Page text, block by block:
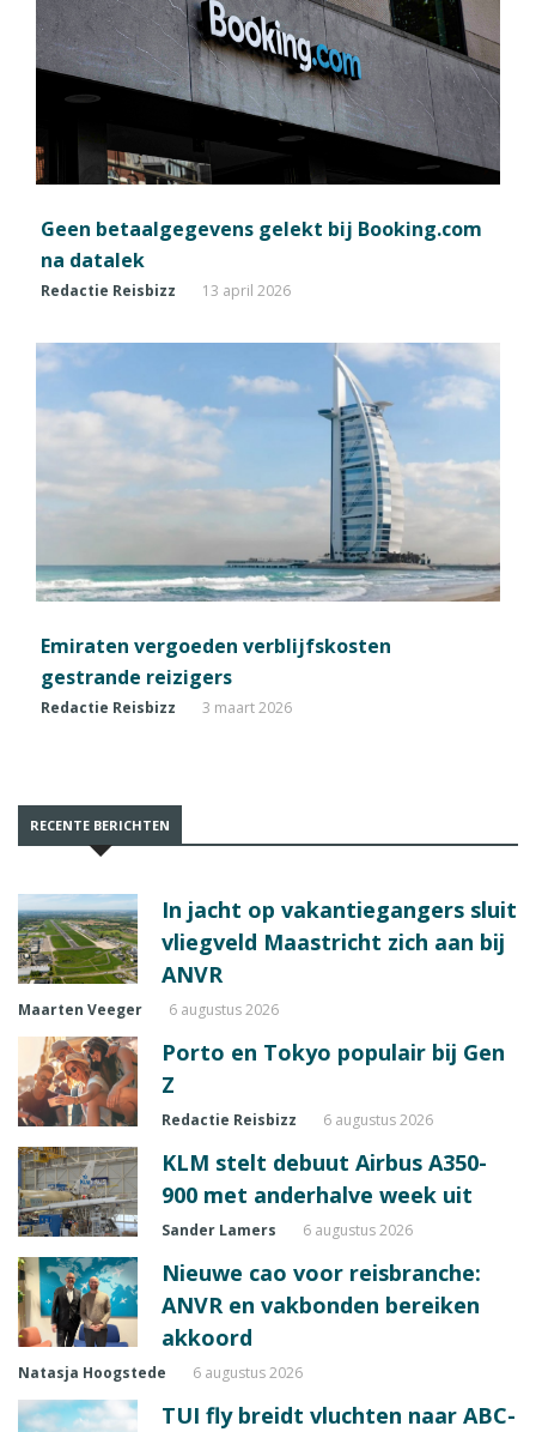
Geen betaalgegevens gelekt bij Booking.com
na datalek
Redactie Reisbizz 13 april 2026
Emiraten vergoeden verblijfskosten
gestrande reizigers
Redactie Reisbizz 3 maart 2026
RECENTE BERICHTEN
In jacht op vakantiegangers sluit
vliegveld Maastricht zich aan bij
ANVR
Maarten Veeger 6 augustus 2026
Porto en Tokyo populair bij Gen
Z
Redactie Reisbizz 6 augustus 2026
KLM stelt debuut Airbus A350-
900 met anderhalve week uit
Sander Lamers 6 augustus 2026
Nieuwe cao voor reisbranche:
ANVR en vakbonden bereiken
akkoord
Natasja Hoogstede 6 augustus 2026
TUI fly breidt vluchten naar ABC-